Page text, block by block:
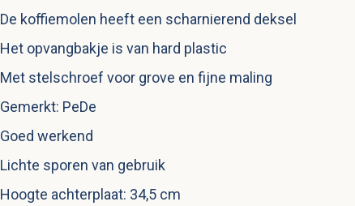
De koffiemolen heeft een scharnierend deksel
Het opvangbakje is van hard plastic
Met stelschroef voor grove en fijne maling
Gemerkt: PeDe
Goed werkend
Lichte sporen van gebruik
Hoogte achterplaat: 34,5 cm